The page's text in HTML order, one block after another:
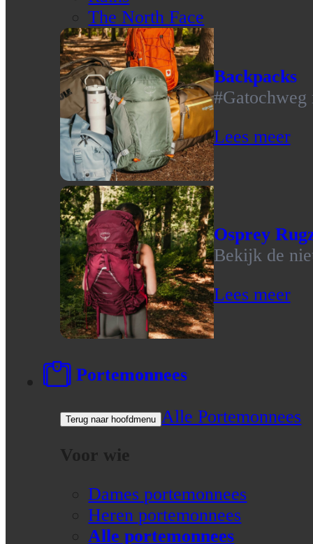
The North Face
Backpacks
#Gatochweg
Lees meer
Osprey
Bekijk de
Lees meer
Portemonnees
Terug naar hoofdmenu Alle Portemonnees
Voor wie
Dames portemonnees
Heren portemonnees
Alle portemonnees